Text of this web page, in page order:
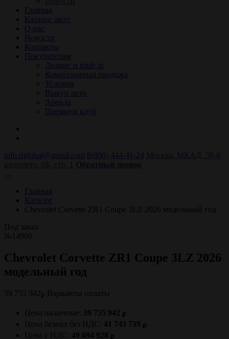
Главная
Каталог авто
О нас
Новости
Контакты
Покупателям
Лизинг и trade in
Комиссионная продажа
Условия
Выкуп авто
Аренда
Премиум клуб
info.rtglobal@gmail.com 8(800) 444-41-24
Главная
Каталог
Chevrolet Corvette ZR1 Coupe 3LZ 2026 модельный год
Под заказ
№14966
Chevrolet Corvette ZR1 Coupe 3LZ 2026
модельный год
39 755 942 ₽ Варианты оплаты
Цена наличные: 39 755 942 ₽
Цена безнал без НДС: 41 743 739 ₽
Цена с НДС: 49 694 928